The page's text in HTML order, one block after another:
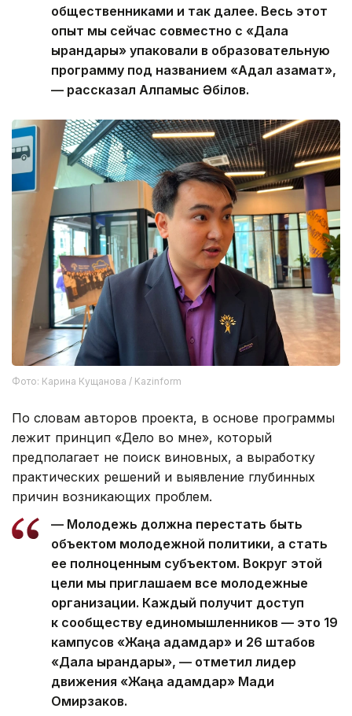
общественниками и так далее. Весь этот
опыт мы сейчас совместно с «Дала
қырандары» упаковали в образовательную
программу под названием «Адал азамат»,
— рассказал Алпамыс Әбілов.
Фото: Карина Кущанова / Kazinform
По словам авторов проекта, в основе программы
лежит принцип «Дело во мне», который
предполагает не поиск виновных, а выработку
практических решений и выявление глубинных
причин возникающих проблем.
— Молодежь должна перестать быть
объектом молодежной политики, а стать
ее полноценным субъектом. Вокруг этой
цели мы приглашаем все молодежные
организации. Каждый получит доступ
к сообществу единомышленников — это 19
кампусов «Жаңа адамдар» и 26 штабов
«Дала қырандары», — отметил лидер
движения «Жаңа адамдар» Мади
Омирзаков.